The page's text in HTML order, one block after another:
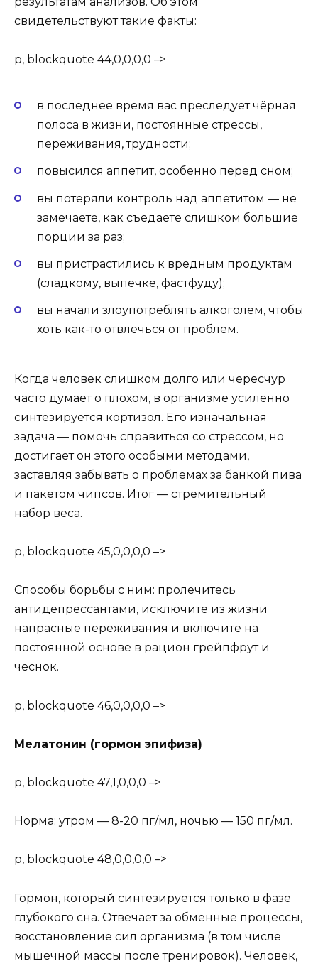
свидетельствуют такие факты:
p, blockquote 44,0,0,0,0 –>
в последнее время вас преследует чёрная
полоса в жизни, постоянные стрессы,
переживания, трудности;
повысился аппетит, особенно перед сном;
вы потеряли контроль над аппетитом — не
замечаете, как съедаете слишком большие
порции за раз;
вы пристрастились к вредным продуктам
(сладкому, выпечке, фастфуду);
вы начали злоупотреблять алкоголем, чтобы
хоть как-то отвлечься от проблем.
Когда человек слишком долго или чересчур
часто думает о плохом, в организме усиленно
синтезируется кортизол. Его изначальная
задача — помочь справиться со стрессом, но
достигает он этого особыми методами,
заставляя забывать о проблемах за банкой пива
и пакетом чипсов. Итог — стремительный
набор веса.
p, blockquote 45,0,0,0,0 –>
Способы борьбы с ним: пролечитесь
антидепрессантами, исключите из жизни
напрасные переживания и включите на
постоянной основе в рацион грейпфрут и
чеснок.
p, blockquote 46,0,0,0,0 –>
Мелатонин (гормон эпифиза)
p, blockquote 47,1,0,0,0 –>
Норма: утром — 8-20 пг/мл, ночью — 150 пг/мл.
p, blockquote 48,0,0,0,0 –>
Гормон, который синтезируется только в фазе
глубокого сна. Отвечает за обменные процессы,
восстановление сил организма (в том числе
мышечной массы после тренировок). Человек,